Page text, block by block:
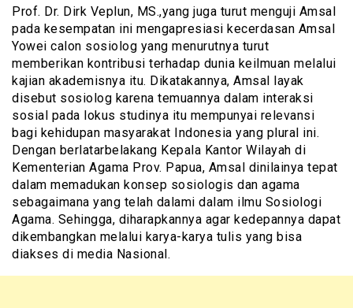
Prof. Dr. Dirk Veplun, MS.,yang juga turut menguji Amsal
pada kesempatan ini mengapresiasi kecerdasan Amsal
Yowei calon sosiolog yang menurutnya turut
memberikan kontribusi terhadap dunia keilmuan melalui
kajian akademisnya itu. Dikatakannya, Amsal layak
disebut sosiolog karena temuannya dalam interaksi
sosial pada lokus studinya itu mempunyai relevansi
bagi kehidupan masyarakat Indonesia yang plural ini.
Dengan berlatarbelakang Kepala Kantor Wilayah di
Kementerian Agama Prov. Papua, Amsal dinilainya tepat
dalam memadukan konsep sosiologis dan agama
sebagaimana yang telah dalami dalam ilmu Sosiologi
Agama. Sehingga, diharapkannya agar kedepannya dapat
dikembangkan melalui karya-karya tulis yang bisa
diakses di media Nasional.